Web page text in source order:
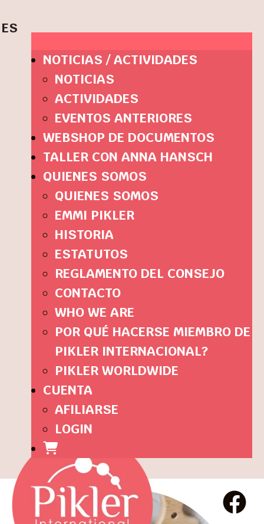
NOTICIAS / ACTIVIDADES
NOTICIAS
ACTIVIDADES
EVENTOS ANTERIORES
WEBSHOP DE DOCUMENTOS
TALLER CON ANNA HANSCH
QUIENES SOMOS
QUIENES SOMOS
EMMI PIKLER
HISTORIA
ESTATUTOS
REGLAMENTO DEL CONSEJO
CONTACTO
WHO WE ARE
POR QUÉ HACERSE MIEMBRO DE
PIKLER INTERNACIONAL?
PIKLER WORLDWIDE
CUENTA
AFILIARSE
LOGIN
ES